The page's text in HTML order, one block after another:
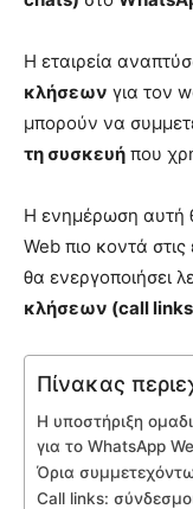
Η εταιρεία
κλήσεων για τον
μπορούν να
τη συσκευή που
Η ενημέρωση αυτή
Web πιο κοντά
θα ενεργοποιήσει
κλήσεων (call
Πίνακας
Η υποστήριξη
για το WhatsApp
Όρια
Call links: